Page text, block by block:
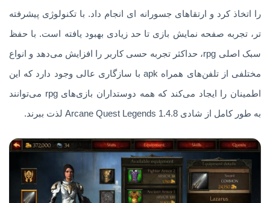
را اتخاذ کرد و ارتقاهای جسورانه ای انجام داد. با تکنولوژی پیشرفته
تر، تجربه صفحه نمایش بازی تا حد زیادی بهبود یافته است. با حفظ
سبک اصلی rpg، حداکثر تجربه حسی کاربر را افزایش می‌دهد و انواع
مختلفی از تلفن‌های همراه apk با سازگاری عالی وجود دارد که این
اطمینان را ایجاد می‌کند که همه دوستداران بازی‌های rpg می‌توانند
به طور کامل از شادی Arcane Quest Legends 1.4.8 لذت ببرند.